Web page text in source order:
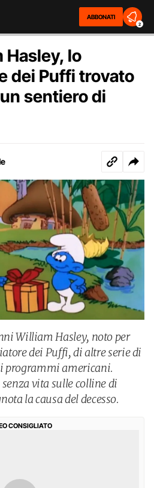
ABBONATI
2
Hasley, lo
dei Puffi trovato
sentiero di
William Hasley, noto per
dei Puffi, di altre serie di
programmi americani.
vita sulle colline di
la causa del decesso.
CONSIGLIATO